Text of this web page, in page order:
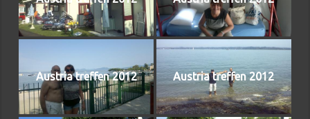
Austria treffen 2012 Austria treffen 2012